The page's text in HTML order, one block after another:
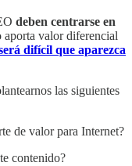
deben centrarse en
aporta valor diferencial
difícil que aparezca
las siguientes
de valor para Internet?
contenido?